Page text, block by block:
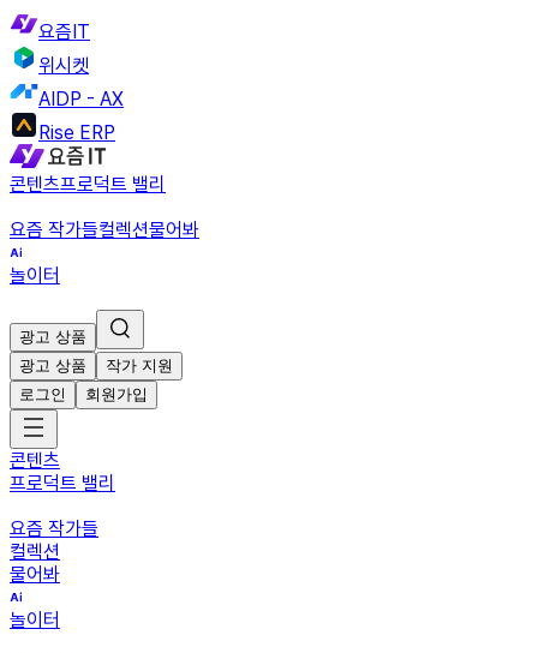
요즘IT
위시켓
AIDP - AX
Rise ERP
콘텐츠프로덕트 밸리
요즘 작가들컬렉션물어봐
놀이터
광고 상품
광고 상품
작가 지원
로그인
회원가입
콘텐츠
프로덕트 밸리
요즘 작가들
컬렉션
물어봐
놀이터